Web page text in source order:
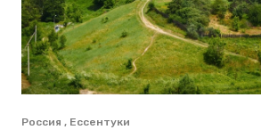
Россия , Ессентуки